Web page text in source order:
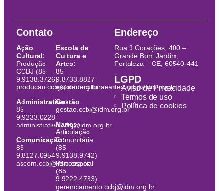
Contato
Ação
Cultural:
Produção
CCBJ (85
9.9138.3726)
producao.ccbj@idm.org.br
Administrativo:
85
9.9233.0228
administrativo.ccbj@idm.org.br
Comunicação:
85
9.8127.0954
ascom.ccbj@idm.org.br
Escola de
Cultura e
Artes:
85
9.8733.8827
escoladeculturaeartes.ccbj@idm.org.br
Gestão
gestao.ccbj@idm.org.br
Narte:
Articulação
Comunitária
(85
9.9138.9742)
Psicossocial
(85
9.9222.4733)
gerenciamento.ccbj@idm.org.br
Endereço
Rua 3 Corações, 400 –
Grande Bom Jardim,
Fortaleza – CE, 60540-441
LGPD
Aviso de Privacidade
Termos de uso
Política de cookies